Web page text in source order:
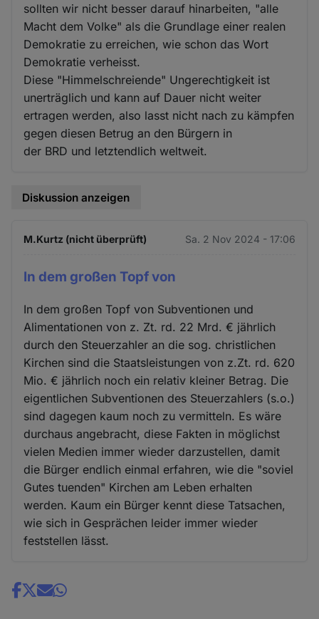
sollten wir nicht besser darauf hinarbeiten, "alle
Macht dem Volke" als die Grundlage einer realen
Demokratie zu erreichen, wie schon das Wort
Demokratie verheisst.
Diese "Himmelschreiende" Ungerechtigkeit ist
unerträglich und kann auf Dauer nicht weiter
ertragen werden, also lasst nicht nach zu kämpfen
gegen diesen Betrug an den Bürgern in
der BRD und letztendlich weltweit.
Diskussion anzeigen
M.Kurtz (nicht überprüft) Sa. 2 Nov 2024 - 17:06
In dem großen Topf von
In dem großen Topf von Subventionen und
Alimentationen von z. Zt. rd. 22 Mrd. € jährlich
durch den Steuerzahler an die sog. christlichen
Kirchen sind die Staatsleistungen von z.Zt. rd. 620
Mio. € jährlich noch ein relativ kleiner Betrag. Die
eigentlichen Subventionen des Steuerzahlers (s.o.)
sind dagegen kaum noch zu vermitteln. Es wäre
durchaus angebracht, diese Fakten in möglichst
vielen Medien immer wieder darzustellen, damit
die Bürger endlich einmal erfahren, wie die "soviel
Gutes tuenden" Kirchen am Leben erhalten
werden. Kaum ein Bürger kennt diese Tatsachen,
wie sich in Gesprächen leider immer wieder
feststellen lässt.
Share